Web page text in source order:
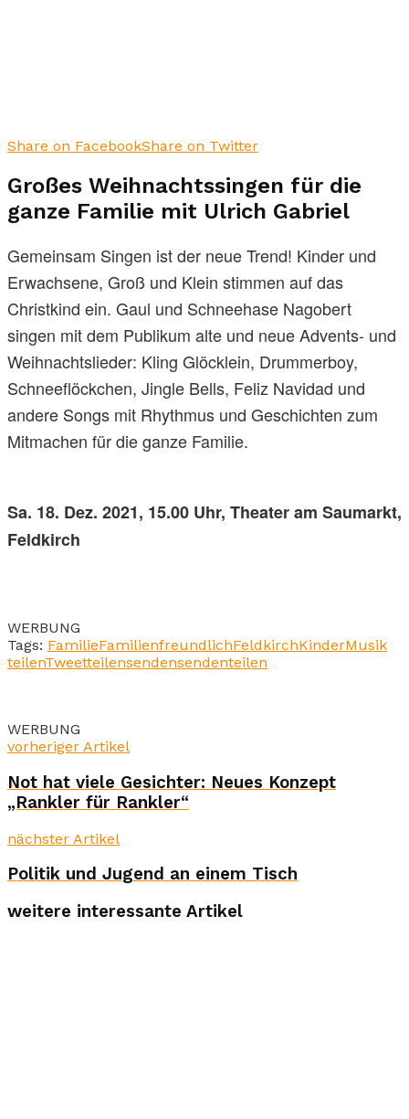
Share on FacebookShare on Twitter
Großes Weihnachtssingen für die
ganze Familie mit Ulrich Gabriel
Gemeinsam Singen ist der neue Trend! Kinder und
Erwachsene, Groß und Klein stimmen auf das
Christkind ein. Gaul und Schneehase Nagobert
singen mit dem Publikum alte und neue Advents- und
Weihnachtslieder: Kling Glöcklein, Drummerboy,
Schneeflöckchen, Jingle Bells, Feliz Navidad und
andere Songs mit Rhythmus und Geschichten zum
Mitmachen für die ganze Familie.
Sa. 18. Dez. 2021, 15.00 Uhr, Theater am Saumarkt,
Feldkirch
WERBUNG
Tags: FamilieFamilienfreundlichFeldkirchKinderMusik
teilenTweetteilensendensendenteilen
WERBUNG
vorheriger Artikel
Not hat viele Gesichter: Neues Konzept
„Rankler für Rankler“
nächster Artikel
Politik und Jugend an einem Tisch
weitere interessante Artikel